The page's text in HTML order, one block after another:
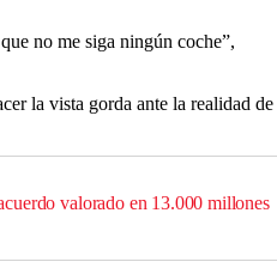
no me siga ningún coche”,
la vista gorda ante la realidad de
valorado en 13.000 millones